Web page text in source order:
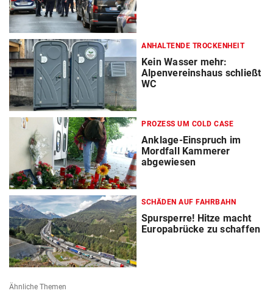
ANHALTENDE TROCKENHEIT
Kein Wasser mehr:
Alpenvereinshaus schließt
WC
PROZESS UM COLD CASE
Anklage-Einspruch im
Mordfall Kammerer
abgewiesen
SCHÄDEN AUF FAHRBAHN
Spursperre! Hitze macht
Europabrücke zu schaffen
Ähnliche Themen